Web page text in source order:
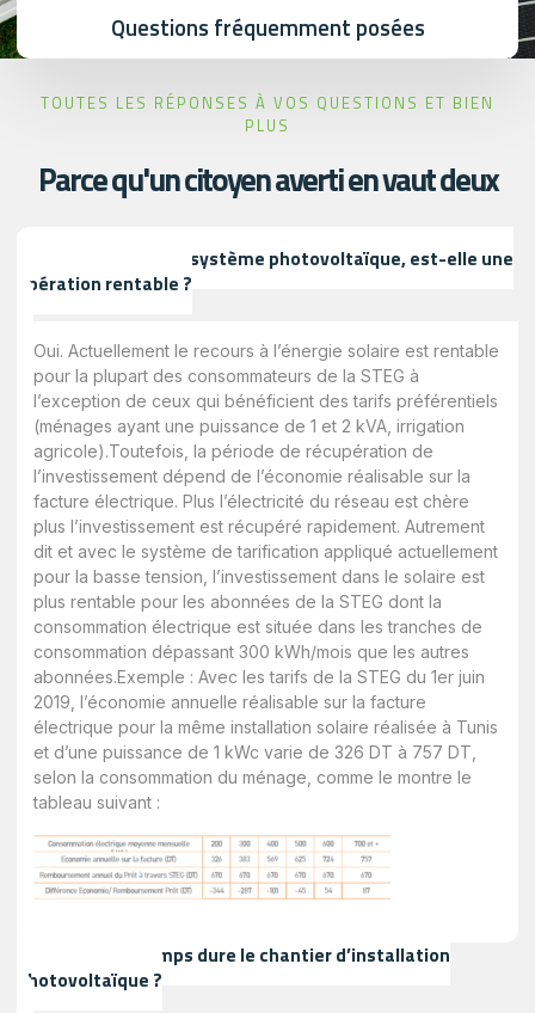
Questions fréquemment posées
TOUTES LES RÉPONSES À VOS QUESTIONS ET BIEN
PLUS
Parce qu'un citoyen averti en vaut deux
L’installation d’un système photovoltaïque, est-elle une
opération rentable ?
Oui. Actuellement le recours à l’énergie solaire est rentable
pour la plupart des consommateurs de la STEG à
l’exception de ceux qui bénéficient des tarifs préférentiels
(ménages ayant une puissance de 1 et 2 kVA, irrigation
agricole).Toutefois, la période de récupération de
l’investissement dépend de l’économie réalisable sur la
facture électrique. Plus l’électricité du réseau est chère
plus l’investissement est récupéré rapidement. Autrement
dit et avec le système de tarification appliqué actuellement
pour la basse tension, l’investissement dans le solaire est
plus rentable pour les abonnées de la STEG dont la
consommation électrique est située dans les tranches de
consommation dépassant 300 kWh/mois que les autres
abonnées.Exemple : Avec les tarifs de la STEG du 1er juin
2019, l’économie annuelle réalisable sur la facture
électrique pour la même installation solaire réalisée à Tunis
et d’une puissance de 1 kWc varie de 326 DT à 757 DT,
selon la consommation du ménage, comme le montre le
tableau suivant :
Combien de temps dure le chantier d’installation
photovoltaïque ?